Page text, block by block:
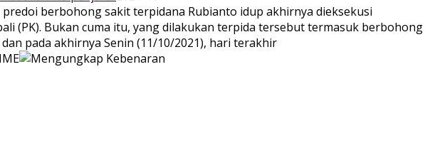
berbohong sakit terpidana Rubianto idup akhirnya dieksekusi
(PK). Bukan cuma itu, yang dilakukan terpida tersebut termasuk berbohong
pada akhirnya Senin (11/10/2021), hari terakhir